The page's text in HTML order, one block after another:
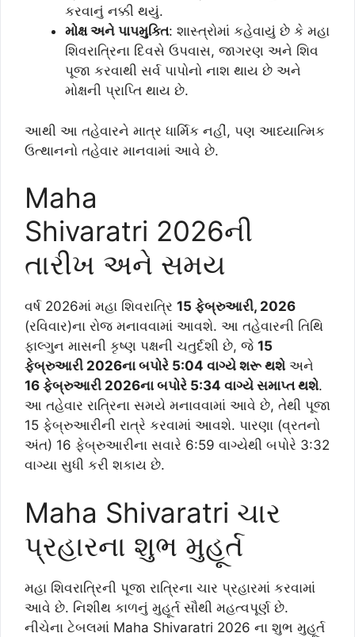
કરવાનું નક્કી થયું.
મોક્ષ અને પાપમુક્તિ: શાસ્ત્રોમાં કહેવાયું છે કે મહા
શિવરાત્રિના દિવસે ઉપવાસ, જાગરણ અને શિવ
પૂજા કરવાથી સર્વ પાપોનો નાશ થાય છે અને
મોક્ષની પ્રાપ્તિ થાય છે.
આથી આ તહેવારને માત્ર ધાર્મિક નહીં, પણ આધ્યાત્મિક
ઉત્થાનનો તહેવાર માનવામાં આવે છે.
Maha
Shivaratri 2026ની
તારીખ અને સમય
વર્ષ 2026માં મહા શિવરાત્રિ 15 ફેબ્રુઆરી, 2026
(રવિવાર)ના રોજ મનાવવામાં આવશે. આ તહેવારની તિથિ
ફાલ્ગુન માસની કૃષ્ણ પક્ષની ચતુર્દશી છે, જે 15
ફેબ્રુઆરી 2026ના બપોરે 5:04 વાગ્યે શરૂ થશે અને
16 ફેબ્રુઆરી 2026ના બપોરે 5:34 વાગ્યે સમાપ્ત થશે.
આ તહેવાર રાત્રિના સમયે મનાવવામાં આવે છે, તેથી પૂજા
15 ફેબ્રુઆરીની રાત્રે કરવામાં આવશે. પારણા (વ્રતનો
અંત) 16 ફેબ્રુઆરીના સવારે 6:59 વાગ્યેથી બપોરે 3:32
વાગ્યા સુધી કરી શકાય છે.
Maha Shivaratri ચાર
પ્રહારના શુભ મુહૂર્ત
મહા શિવરાત્રિની પૂજા રાત્રિના ચાર પ્રહારમાં કરવામાં
આવે છે. નિશીથ કાળનું મુહૂર્ત સૌથી મહત્વપૂર્ણ છે.
નીચેના ટેબલમાં Maha Shivaratri 2026 ના શુભ મુહૂર્ત